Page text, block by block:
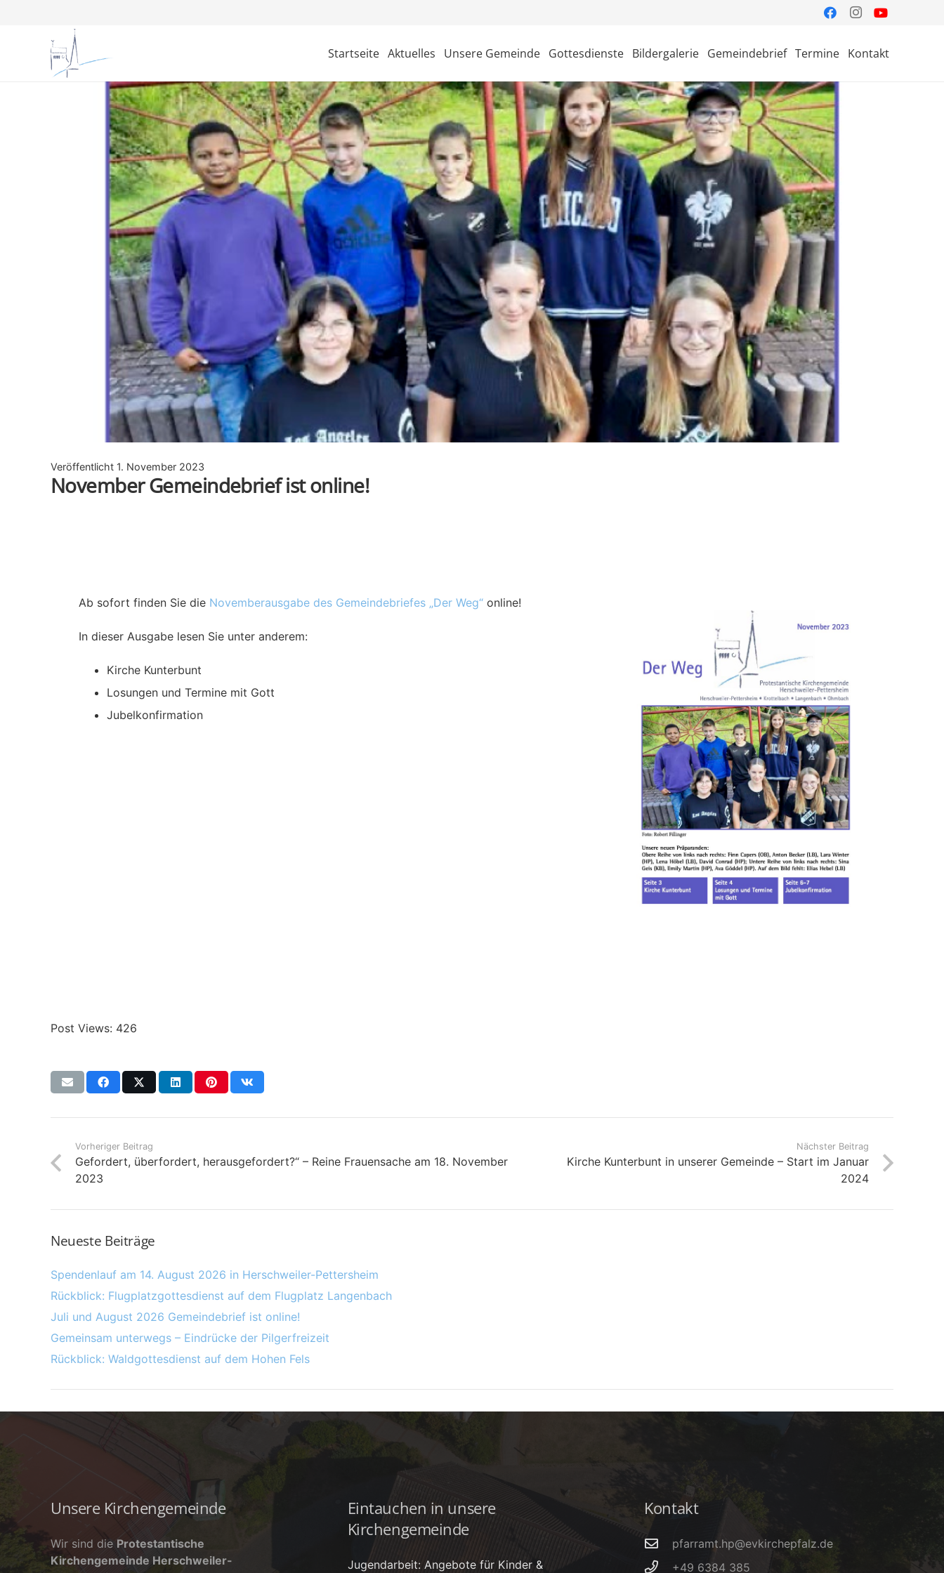
Startseite Aktuelles Unsere Gemeinde Gottesdienste Bildergalerie Gemeindebrief Termine Kontakt
Veröffentlicht 1. November 2023
November Gemeindebrief ist online!
Ab sofort finden Sie die Novemberausgabe des Gemeindebriefes „Der Weg“ online!
In dieser Ausgabe lesen Sie unter anderem:
Kirche Kunterbunt
Losungen und Termine mit Gott
Jubelkonfirmation
Post Views: 426
Vorheriger Beitrag
Gefordert, überfordert, herausgefordert?“ – Reine Frauensache am 18. November
2023
Nächster Beitrag
Kirche Kunterbunt in unserer Gemeinde – Start im Januar
2024
Neueste Beiträge
Spendenlauf am 14. August 2026 in Herschweiler-Pettersheim
Rückblick: Flugplatzgottesdienst auf dem Flugplatz Langenbach
Juli und August 2026 Gemeindebrief ist online!
Gemeinsam unterwegs – Eindrücke der Pilgerfreizeit
Rückblick: Waldgottesdienst auf dem Hohen Fels
Unsere Kirchengemeinde
Wir sind die Protestantische
Kirchengemeinde Herschweiler-
Eintauchen in unsere
Kirchengemeinde
Jugendarbeit: Angebote für Kinder &
Kontakt
pfarramt.hp@evkirchepfalz.de
+49 6384 385